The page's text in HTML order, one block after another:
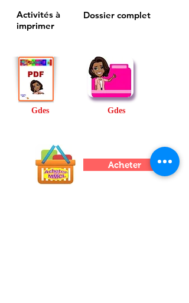
Activités à
imprimer
Dossier complet
Gdes Gdes
Acheter